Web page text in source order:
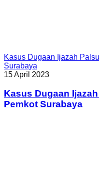
Kasus Dugaan Ijazah
Surabaya
15 April 2023
Kasus Dugaan
Pemkot Surabaya